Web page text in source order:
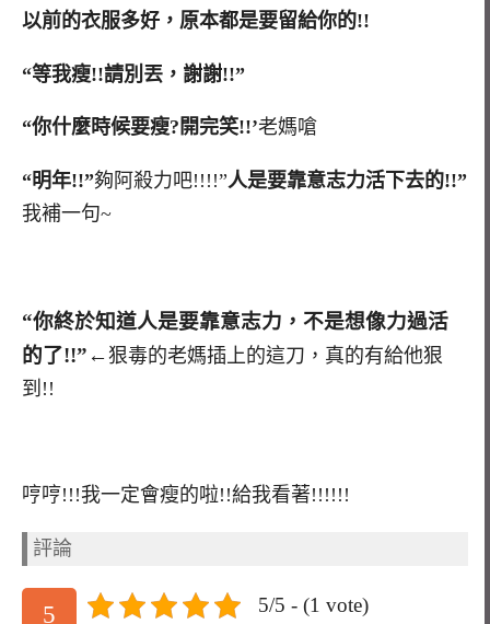
以前的衣服多好，原本都是要留給你的!!
“等我瘦!!請別丟，謝謝!!”
“你什麼時候要瘦?開完笑!!’老媽嗆
“明年!!”夠阿殺力吧!!!!”人是要靠意志力活下去的!!”
我補一句~
“你終於知道人是要靠意志力，不是想像力過活
的了!!”←狠毒的老媽插上的這刀，真的有給他狠
到!!
哼哼!!!我一定會瘦的啦!!給我看著!!!!!!
評論
5 5/5 - (1 vote)